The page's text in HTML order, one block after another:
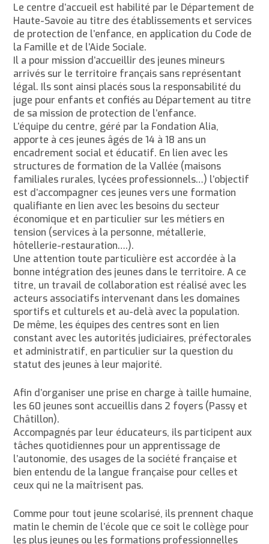
Le centre d’accueil est habilité par le Département de
Haute-Savoie au titre des établissements et services
de protection de l’enfance, en application du Code de
la Famille et de l’Aide Sociale.
Il a pour mission d’accueillir des jeunes mineurs
arrivés sur le territoire français sans représentant
légal. Ils sont ainsi placés sous la responsabilité du
juge pour enfants et confiés au Département au titre
de sa mission de protection de l’enfance.
L’équipe du centre, géré par la Fondation Alia,
apporte à ces jeunes âgés de 14 à 18 ans un
encadrement social et éducatif. En lien avec les
structures de formation de la Vallée (maisons
familiales rurales, lycées professionnels…) l’objectif
est d’accompagner ces jeunes vers une formation
qualifiante en lien avec les besoins du secteur
économique et en particulier sur les métiers en
tension (services à la personne, métallerie,
hôtellerie-restauration….).
Une attention toute particulière est accordée à la
bonne intégration des jeunes dans le territoire. A ce
titre, un travail de collaboration est réalisé avec les
acteurs associatifs intervenant dans les domaines
sportifs et culturels et au-delà avec la population.
De même, les équipes des centres sont en lien
constant avec les autorités judiciaires, préfectorales
et administratif, en particulier sur la question du
statut des jeunes à leur majorité.
Afin d’organiser une prise en charge à taille humaine,
les 60 jeunes sont accueillis dans 2 foyers (Passy et
Châtillon).
Accompagnés par leur éducateurs, ils participent aux
tâches quotidiennes pour un apprentissage de
l’autonomie, des usages de la société française et
bien entendu de la langue française pour celles et
ceux qui ne la maîtrisent pas.
Comme pour tout jeune scolarisé, ils prennent chaque
matin le chemin de l’école que ce soit le collège pour
les plus jeunes ou les formations professionnelles